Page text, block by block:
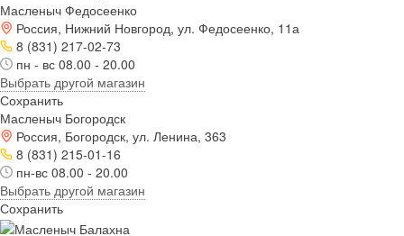
Масленыч Федосеенко
Россия, Нижний Новгород, ул. Федосеенко, 11а
8 (831) 217-02-73
пн - вс 08.00 - 20.00
Выбрать другой магазин
Сохранить
Масленыч Богородск
Россия, Богородск, ул. Ленина, 363
8 (831) 215-01-16
пн-вс 08.00 - 20.00
Выбрать другой магазин
Сохранить